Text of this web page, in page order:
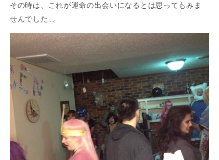
その時は、これが運命の出会いになるとは思ってもみま
せんでした…。